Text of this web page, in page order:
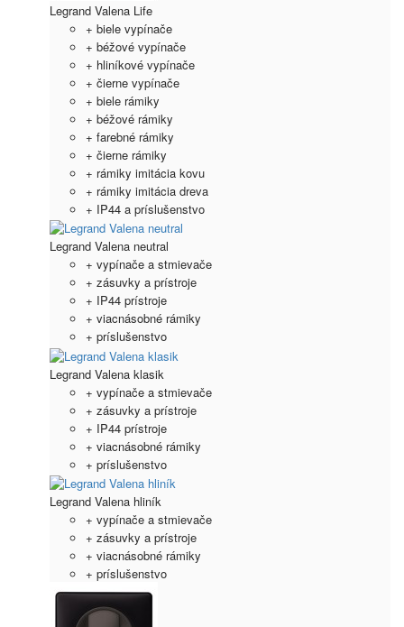
Legrand Valena Life
+ biele vypínače
+ béžové vypínače
+ hliníkové vypínače
+ čierne vypínače
+ biele rámiky
+ béžové rámiky
+ farebné rámiky
+ čierne rámiky
+ rámiky imitácia kovu
+ rámiky imitácia dreva
+ IP44 a príslušenstvo
Legrand Valena neutral
+ vypínače a stmievače
+ zásuvky a prístroje
+ IP44 prístroje
+ viacnásobné rámiky
+ príslušenstvo
Legrand Valena klasik
+ vypínače a stmievače
+ zásuvky a prístroje
+ IP44 prístroje
+ viacnásobné rámiky
+ príslušenstvo
Legrand Valena hliník
+ vypínače a stmievače
+ zásuvky a prístroje
+ viacnásobné rámiky
+ príslušenstvo